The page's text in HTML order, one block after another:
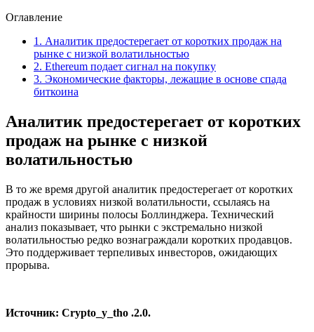
Оглавление
1. Аналитик предостерегает от коротких продаж на
рынке с низкой волатильностью
2. Ethereum подает сигнал на покупку
3. Экономические факторы, лежащие в основе спада
биткоина
Аналитик предостерегает от коротких
продаж на рынке с низкой
волатильностью
В то же время другой аналитик предостерегает от коротких
продаж в условиях низкой волатильности, ссылаясь на
крайности ширины полосы Боллинджера. Технический
анализ показывает, что рынки с экстремально низкой
волатильностью редко вознаграждали коротких продавцов.
Это поддерживает терпеливых инвесторов, ожидающих
прорыва.
Источник: Crypto_y_tho .2.0.